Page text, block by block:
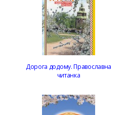
Дорога додому. Православна
читанка